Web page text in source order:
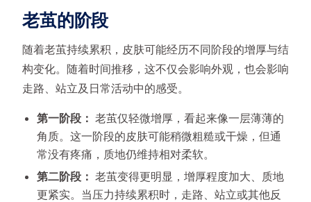
老茧的阶段
随着老茧持续累积，皮肤可能经历不同阶段的增厚与结
构变化。随着时间推移，这不仅会影响外观，也会影响
走路、站立及日常活动中的感受。
第一阶段： 老茧仅轻微增厚，看起来像一层薄薄的
角质。这一阶段的皮肤可能稍微粗糙或干燥，但通
常没有疼痛，质地仍维持相对柔软。
第二阶段： 老茧变得更明显，增厚程度加大、质地
更紧实。当压力持续累积时，走路、站立或其他反